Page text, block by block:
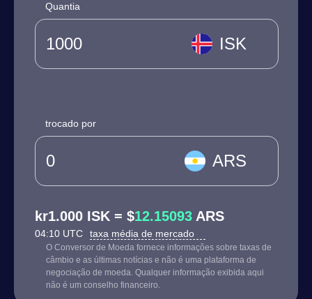
Quantia
ISK
trocado por
ARS
kr1.000 ISK = $12.15093 ARS
04:10 UTC taxa média de mercado
O Conversor de Moeda fornece informações sobre taxas de
câmbio e as últimas notícias e não é uma plataforma de
negociação de moeda. Qualquer informação exibida aqui
não é um conselho financeiro.